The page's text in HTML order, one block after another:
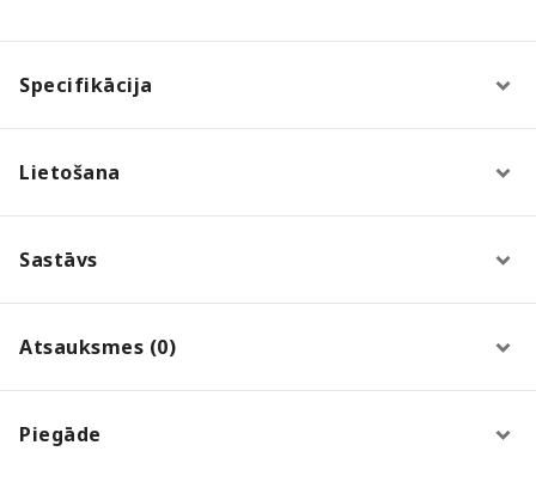
Specifikācija
Lietošana
Sastāvs
Atsauksmes (0)
Piegāde